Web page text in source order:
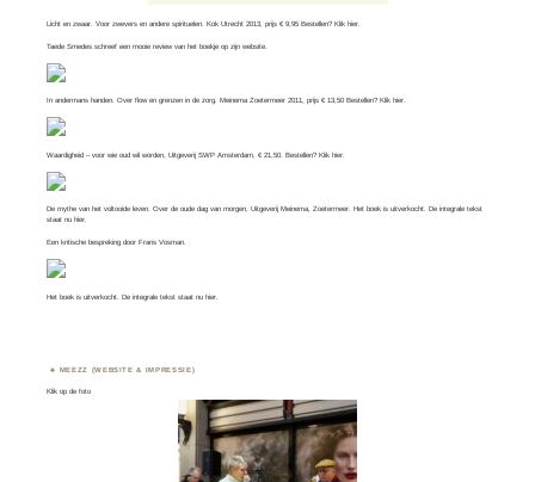
Licht en zwaar. Voor zwevers en andere spirituelen. Kok Utrecht 2013, prijs € 9,95 Bestellen? Klikhier
Taede Smedes schreef een mooie review van het boekje op zijnwebsite
In andermans handen. Over flow en grenzen in de zorg. Meinema Zoetermeer 2011, prijs € 13,50 Bestellen? Klikhier
Waardigheid – voor wie oud wil worden, Uitgeverij SWP Amsterdam, € 21,50. Bestellen? Klikhier
De mythe van het voltooide leven. Over de oude dag van morgen, Uitgeverij Meinema, Zoetermeer. Het boek is uitverkocht. De integrale tekst
staat nuhier
Een kritische bespreking doorFrans Vosman
Het boek is uitverkocht. De integrale tekst staat nuhier.
MEEZZ (WEBSITE & IMPRESSIE)
Klik op de foto